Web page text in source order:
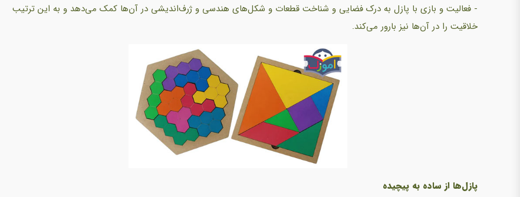
- فعالیت و بازی با پازل به درک فضایی و شناخت قطعات و شکل‌های هندسی و ژرف‌اندیشی در آن‌ها کمک می‌دهد و به این ترتیب
خلاقیت را در آن‌ها نیز بارور می‌کند.
پازل‌ها از ساده به پیچیده